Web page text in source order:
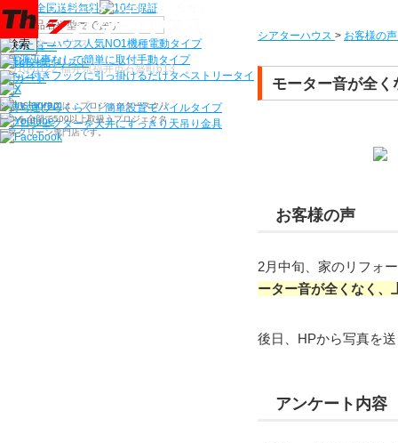
検索
シアターハウス > お客様の声
モーター音が全
お客様の声
2月中旬、家のリフォ
ーター音が全くなく、
後日、HPから写真を
アンケート内容
機種から選ぶ
シアターハウス人気NO1機種電動タイプ
電源工事なしで簡単に取付手動タイプ
ネジ付きフックに引っ掛けるだけタペストリータイ
プ
持ち運びらくらく！簡単設置モバイルタイプ
プロジェクターを天井にすっきり 天吊り金具
〒910-0122 福井県福井市石盛町613
シアターハウスは、プロジェクタースクリ
ーンを全部で500以上取扱うプロジェクタ
ースクリーン専門店です。